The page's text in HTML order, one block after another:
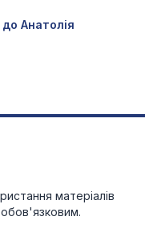
Анатолія
матеріалів